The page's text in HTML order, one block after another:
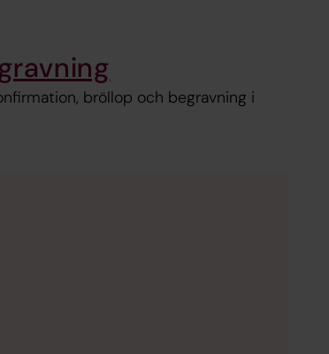
bröllop och begravning i